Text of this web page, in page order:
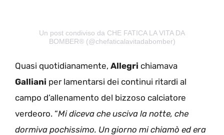
Un post condiviso da CHE FATICA LA VITA DA
BOMBER® (@chefaticalavitadabomber)
Quasi quotidianamente, Allegri chiamava
Galliani per lamentarsi dei continui ritardi al
campo d’allenamento del bizzoso calciatore
verdeoro. “Mi diceva che usciva la notte, che
dormiva pochissimo. Un giorno mi chiamò ed era